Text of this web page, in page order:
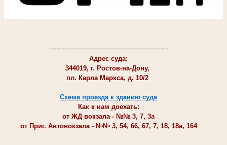
-----------------------------------------------
Адрес суда:
344019, г. Ростов-на-Дону,
пл. Карла Маркса, д. 10/2
Схема проезда к зданию суда
Как к нам доехать:
от ЖД вокзала - №№ 3, 7, 3а
от Приг. Автовокзала - №№ 3, 54, 66, 67, 7, 18, 18а, 164